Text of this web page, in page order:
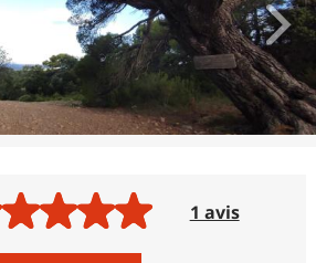
1 avis